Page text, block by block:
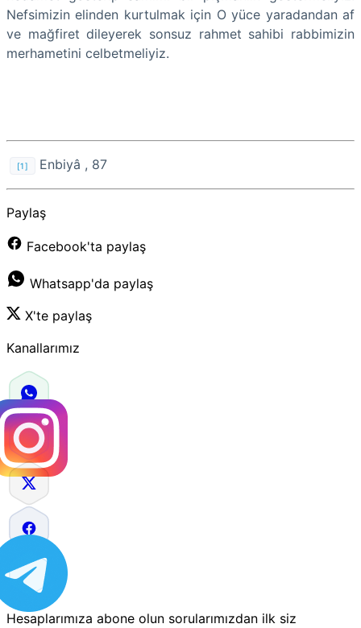
Nefsimizin elinden kurtulmak için O yüce yaradandan af
ve mağfiret dileyerek sonsuz rahmet sahibi rabbimizin
merhametini celbetmeliyiz.
[1] Enbiyâ , 87
Paylaş
Facebook'ta paylaş
Whatsapp'da paylaş
X'te paylaş
Kanallarımız
Hesaplarımıza abone olun sorularımızdan ilk siz